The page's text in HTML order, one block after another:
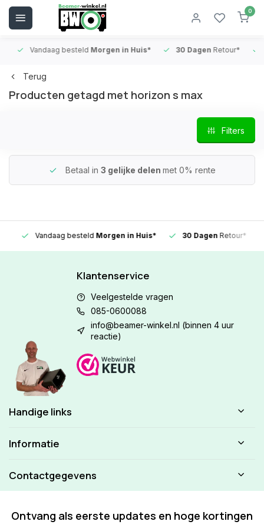
0
Vandaag besteldMorgen in Huis* 30 DagenRetour*
Terug
Producten getagd met horizon s max
Filters
Betaal in 3 gelijke delen met 0% rente
Vandaag besteldMorgen in Huis* 30 DagenRetour*
Klantenservice
Veelgestelde vragen
085-0600088
info@beamer-winkel.nl (binnen 4 uur
reactie)
Handige links
Informatie
Contactgegevens
Ontvang als eerste updates en hoge kortingen